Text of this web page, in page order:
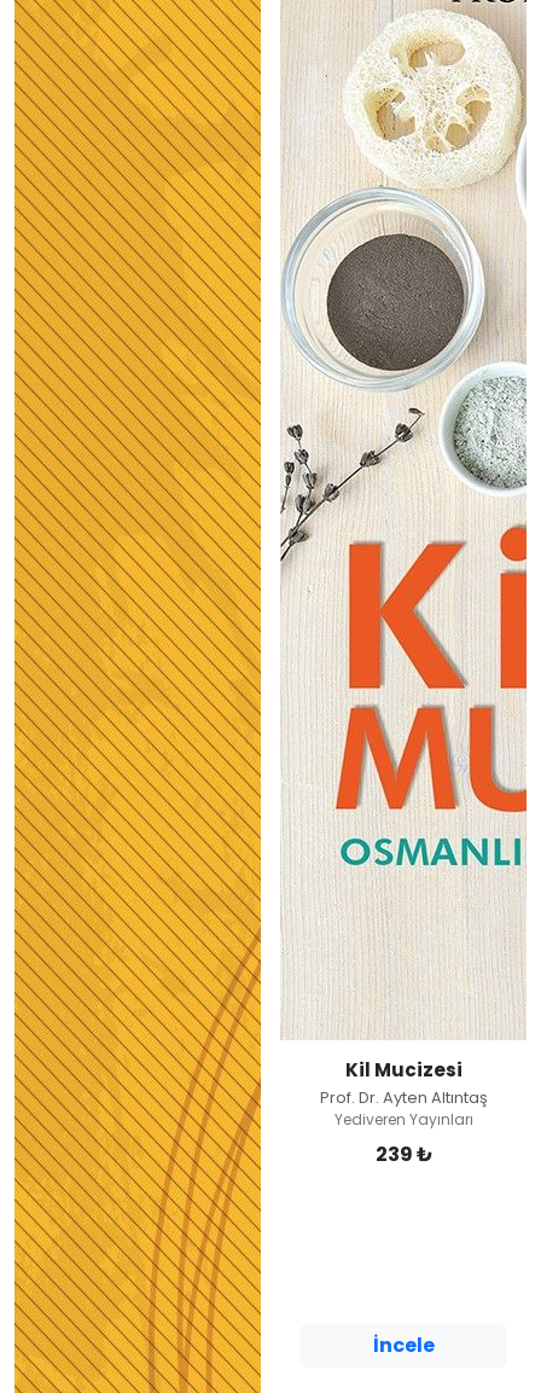
Kil Mucizesi
Prof. Dr. Ayten Altıntaş
Yediveren Yayınları
239 ₺
İncele